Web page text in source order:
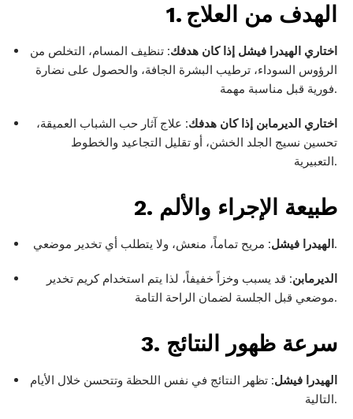
1. الهدف من العلاج
اختاري الهيدرا فيشل إذا كان هدفك: تنظيف المسام، التخلص من
الرؤوس السوداء، ترطيب البشرة الجافة، والحصول على نضارة
فورية قبل مناسبة مهمة.
اختاري الديرمابن إذا كان هدفك: علاج آثار حب الشباب العميقة،
تحسين نسيج الجلد الخشن، أو تقليل التجاعيد والخطوط
التعبيرية.
2. طبيعة الإجراء والألم
الهيدرا فيشل:مريح تماماً، منعش، ولا يتطلب أي تخدير موضعي.
الديرمابن: قد يسبب وخزاً خفيفاً، لذا يتم استخدام كريم تخدير
موضعي قبل الجلسة لضمان الراحة التامة.
3. سرعة ظهور النتائج
الهيدرا فيشل: تظهر النتائج في نفس اللحظة وتتحسن خلال الأيام
التالية.